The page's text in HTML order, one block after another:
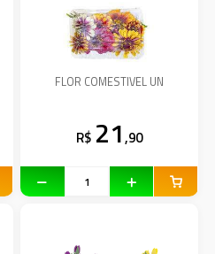
FLOR COMESTIVEL UN
R$ 21,90